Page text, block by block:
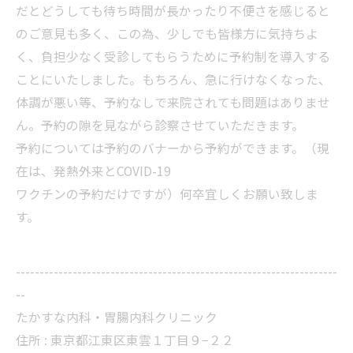
だとどうしても待ち時間が長かったり不便さを感じると
のご意見も多く、この為、少しでも皆様方に気持ちよ
く、負担少なく受診してもらうために予約制を導入する
ことにいたしました。もちろん、急に行けなくなった、
体調が悪い等、予約なしで来院されても問題はありませ
ん。予約の隙を見ながら診察させていただきます。
予約については予約のバナーから予約ができます。（現
在は、発熱外来とCOVID-19
ワクチンの予約だけですが）何卒宜しくお願い致しま
す。
--------------------------------------------------------------------
--
たかすな内科・胃腸内科クリニック
住所 : 東京都江東区東雲１丁目９−２２